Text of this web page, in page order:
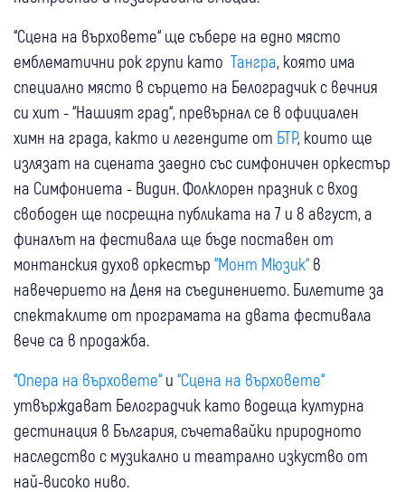
“Сцена на върховете“ ще събере на едно място
емблематични рок групи като Тангра , която има
специално място в сърцето на Белоградчик с вечния
си хит - “Нашият град“, превърнал се в официален
химн на града, както и легендите от БТР, които ще
излязат на сцената заедно със симфоничен оркестър
на Симфониета - Видин. Фолклорен празник с вход
свободен ще посрещна публиката на 7 и 8 август, а
финалът на фестивала ще бъде поставен от
монтанския духов оркестър “Монт Мюзик“ в
навечерието на Деня на съединението. Билетите за
спектаклите от програмата на двата фестивала
вече са в продажба.
“Опера на върховете“ и “Сцена на върховете“
утвърждават Белоградчик като водеща културна
дестинация в България, съчетавайки природното
наследство с музикално и театрално изкуство от
най-високо ниво.